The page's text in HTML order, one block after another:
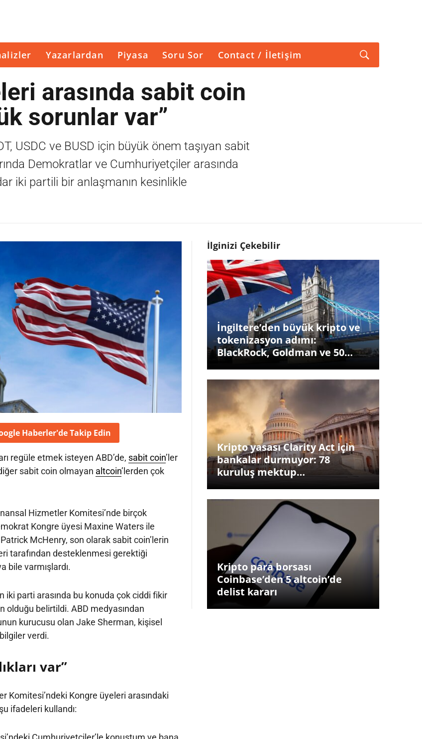
Yazarlardan Piyasa Soru Sor Contact / İletişim
arasında sabit coin
sorunlar var”
USDC ve BUSD için büyük önem taşıyan sabit
Demokratlar ve Cumhuriyetçiler arasında
iki partili bir anlaşmanın kesinlikle
Haberler'deTakip Edin
regüle etmek isteyen ABD’de, sabit coin’ler
sabit coin olmayan altcoin’lerden çok
Hizmetler Komitesi’nde birçok
Kongre üyesi Maxine Waters ile
McHenry, son olarak sabit coin’lerin
tarafından desteklenmesi gerektiği
bile varmışlardı.
iki parti arasında bu konuda çok ciddi fikir
olduğu belirtildi. ABD medyasından
kurucusu olan Jake Sherman, kişisel
verdi.
var”
Komitesi’ndeki Kongre üyeleri arasındaki
ifadeleri kullandı:
İlginizi Çekebilir
İngiltere’den büyük kripto ve
tokenizasyon adımı:
BlackRock, Goldman ve 50…
Kripto yasası Clarity Act için
bankalar durmuyor: 78
kuruluş mektup…
Kripto para borsası
Coinbase’den 5 altcoin’de
delist kararı